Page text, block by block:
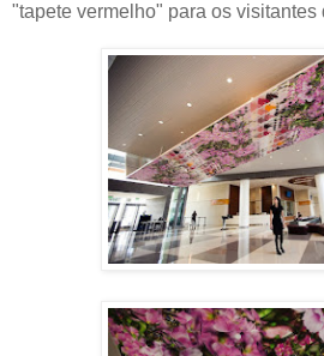
"tapete vermelho" para os visitantes